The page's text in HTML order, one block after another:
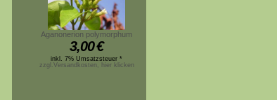
Aganonerion polymorphum
3,00€
inkl. 7% Umsatzsteuer *
zzgl.Versandkosten, hier klicken